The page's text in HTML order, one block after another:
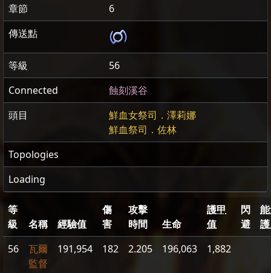
章節
6
傳送點
等級
56
Connected
蝕刻溪谷
頭目
鮮血女祭司．澤莉娜
鮮血祭司．佐林
Topologies
Loading
等
級
名稱 經驗值
傷
害
攻擊
時間
生命
護甲
值
閃
避
56
瓦爾
監督
191,954 182 2.205 196,063 1,882